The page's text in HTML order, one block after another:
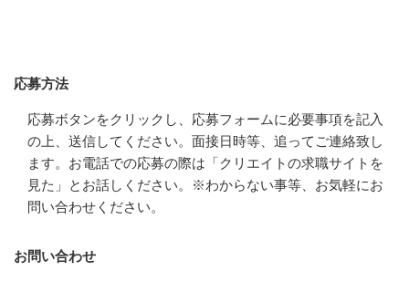
応募方法
応募ボタンをクリックし、応募フォームに必要事項を記入
の上、送信してください。面接日時等、追ってご連絡致し
ます。お電話での応募の際は「クリエイトの求職サイトを
見た」とお話しください。※わからない事等、お気軽にお
問い合わせください。
お問い合わせ